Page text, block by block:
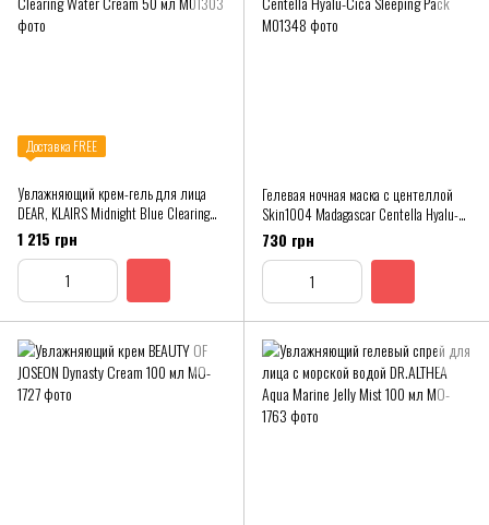
Доставка FREE
Увлажняющий крем-гель для лица
DEAR, KLAIRS Midnight Blue Clearing
Water Cream 50 мл
1 215 грн
Гелевая ночная маска с центеллой
Skin1004 Madagascar Centella Hyalu-
Cica Sleeping Pack
730 грн